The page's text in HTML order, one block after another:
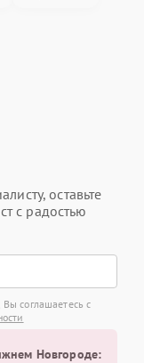
оставьте
с радостью
соглашаетесь с
Новгороде: